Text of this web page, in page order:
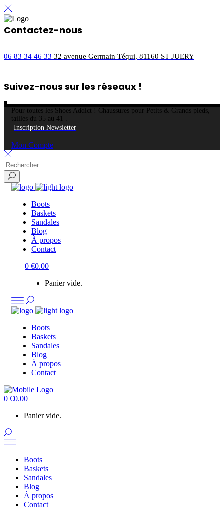
Contactez-nous
06 83 34 46 33 32 avenue Germain Téqui, 81160 ST JUERY
Suivez-nous sur les réseaux !
Pour toutes les Shoes Addict ! Chaussures pour Petits & Grands pieds,
tailles du 35 au 41 .
Inscription Newsletter
Mon Compte
Boots
Baskets
Sandales
Blog
À propos
Contact
0 €0.00
Panier vide.
Boots
Baskets
Sandales
Blog
À propos
Contact
0 €0.00
Panier vide.
Boots
Baskets
Sandales
Blog
À propos
Contact
NOUVEAU ! Profitez du paiement en
3X sans frais.